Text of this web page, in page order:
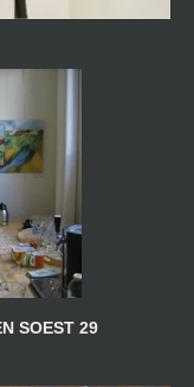
SOEST 29